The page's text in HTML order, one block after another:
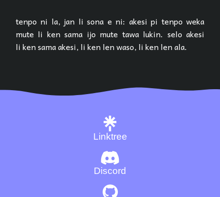
tenpo ni la, jan li sona e ni: akesi pi tenpo weka
mute li ken sama ijo mute tawa lukin. selo akesi
li ken sama akesi, li ken len waso, li ken len ala.
Discord
Linktree